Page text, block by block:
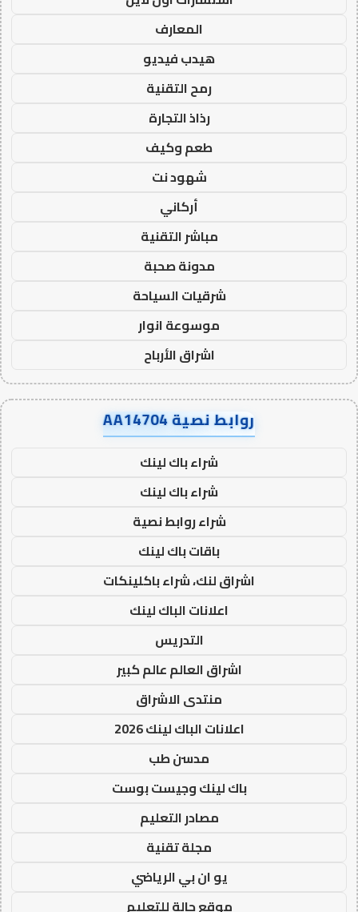
المعارف
هيدب فيديو
رمح التقنية
رذاذ التجارة
طعم وكيف
شهود نت
أركاني
مباشر التقنية
مدونة صحبة
شرقيات السياحة
موسوعة انوار
اشراق الأرباح
روابط نصية AA14704
شراء باك لينك
شراء باك لينك
شراء روابط نصية
باقات باك لينك
اشراق لنك، شراء باكلينكات
اعلانات الباك لينك
التدريس
اشراق العالم عالم كبير
منتدى الاشراق
اعلانات الباك لينك 2026
مدسن طب
باك لينك وجيست بوست
مصادر التعليم
مجلة تقنية
يو ان بي الرياضي
موقع حالة للتعليم